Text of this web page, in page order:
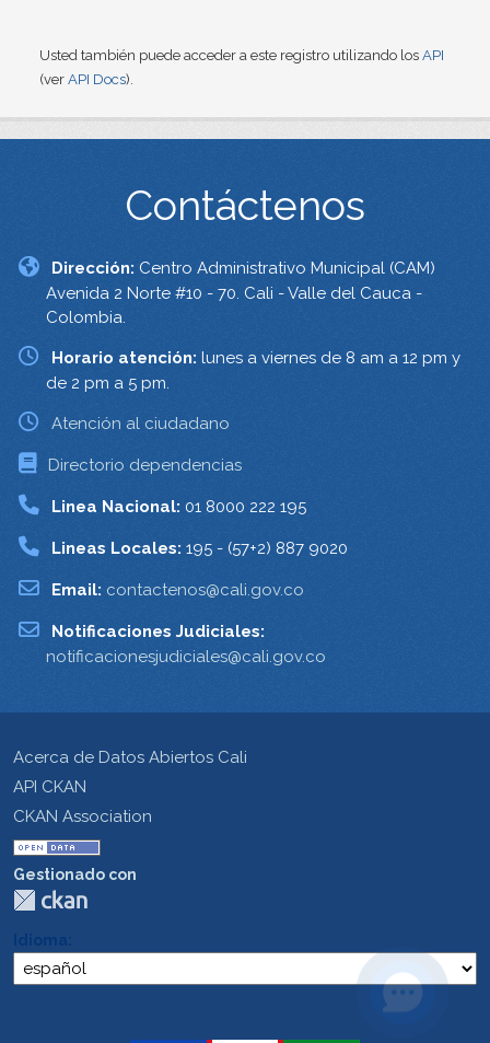
Usted también puede acceder a este registro utilizando los API
(ver API Docs).
Contáctenos
Dirección: Centro Administrativo Municipal (CAM)
Avenida 2 Norte #10 - 70. Cali - Valle del Cauca -
Colombia.
Horario atención: lunes a viernes de 8 am a 12 pm y
de 2 pm a 5 pm.
Atención al ciudadano
Directorio dependencias
Linea Nacional: 01 8000 222 195
Lineas Locales: 195 - (57+2) 887 9020
Email: contactenos@cali.gov.co
Notificaciones Judiciales:
notificacionesjudiciales@cali.gov.co
Acerca de Datos Abiertos Cali
API CKAN
CKAN Association
Gestionado con